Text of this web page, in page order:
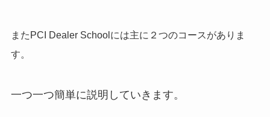
またPCI Dealer Schoolには主に２つのコースがありま
す。
一つ一つ簡単に説明していきます。